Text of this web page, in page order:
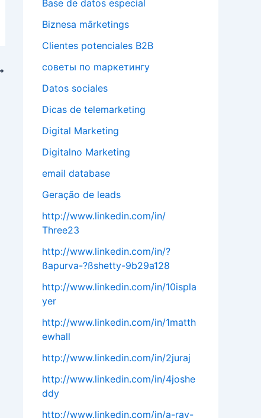
Base de datos especial
Biznesa mārketings
Clientes potenciales B2B
cоветы по mаркетингу
Datos sociales
Dicas de telemarketing
Digital Marketing
Digitalno Marketing
email database
Geração de leads
http://www.linkedin.com/in/
Three23
http://www.linkedin.com/in/?
ßapurva-?ßshetty-9b29a128
http://www.linkedin.com/in/10ispla
yer
http://www.linkedin.com/in/1matth
ewhall
http://www.linkedin.com/in/2juraj
http://www.linkedin.com/in/4joshe
ddy
http://www.linkedin.com/in/a-ray-